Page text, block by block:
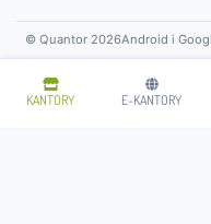
KANTORY E-KANTORY
© Quantor 2026Android i